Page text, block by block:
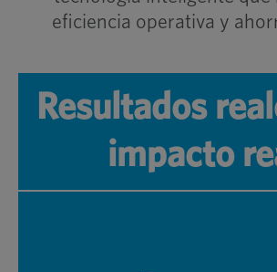
eficiencia operativa y
Resultados
impacto